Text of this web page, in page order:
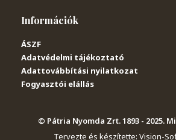
Információk
ÁSZF
Adatvédelmi tájékoztató
Adattovábbítási nyilatkozat
Fogyasztói elállás
© Pátria Nyomda Zrt. 1893 - 2025.
Tervezte és készítette: Vision-